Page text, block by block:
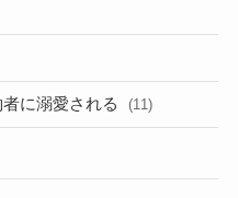
に溺愛される (11)